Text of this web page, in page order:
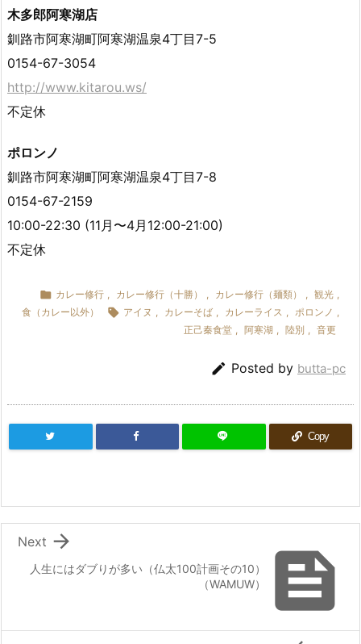
木多郎阿寒湖店
釧路市阿寒湖町阿寒湖温泉4丁目7-5
0154-67-3054
http://www.kitarou.ws/
不定休
ポロンノ
釧路市阿寒湖町阿寒湖温泉4丁目7-8
0154-67-2159
10:00-22:30 (11月〜4月12:00-21:00)
不定休
 カレー修行 カレー修行（十勝） カレー修行（麺類） 観光
食（カレー以外）
 アイヌ カレーそば カレーライス ポロンノ
正己秦食堂
阿寒湖 陸別 音更
 Posted by butta-pc
Copy

人生にはダブりが多い（仏太100計画その10）
（WAMUW）

Next